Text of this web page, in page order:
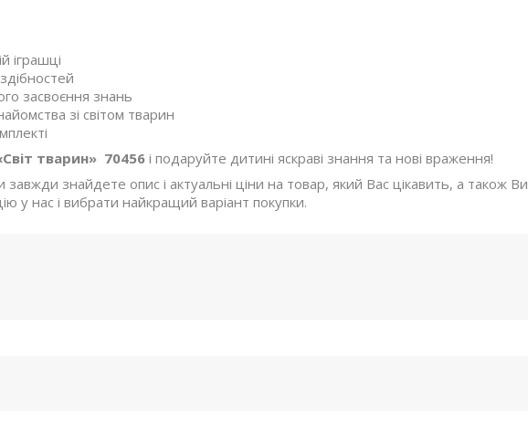
іграшці
засвоєння знань
зі світом тварин
тварин» 70456 і подаруйте дитині яскраві знання та нові враження!
завжди знайдете опис і актуальні ціни на товар, який Вас цікавить, а також Ви
у нас і вибрати найкращий варіант покупки.